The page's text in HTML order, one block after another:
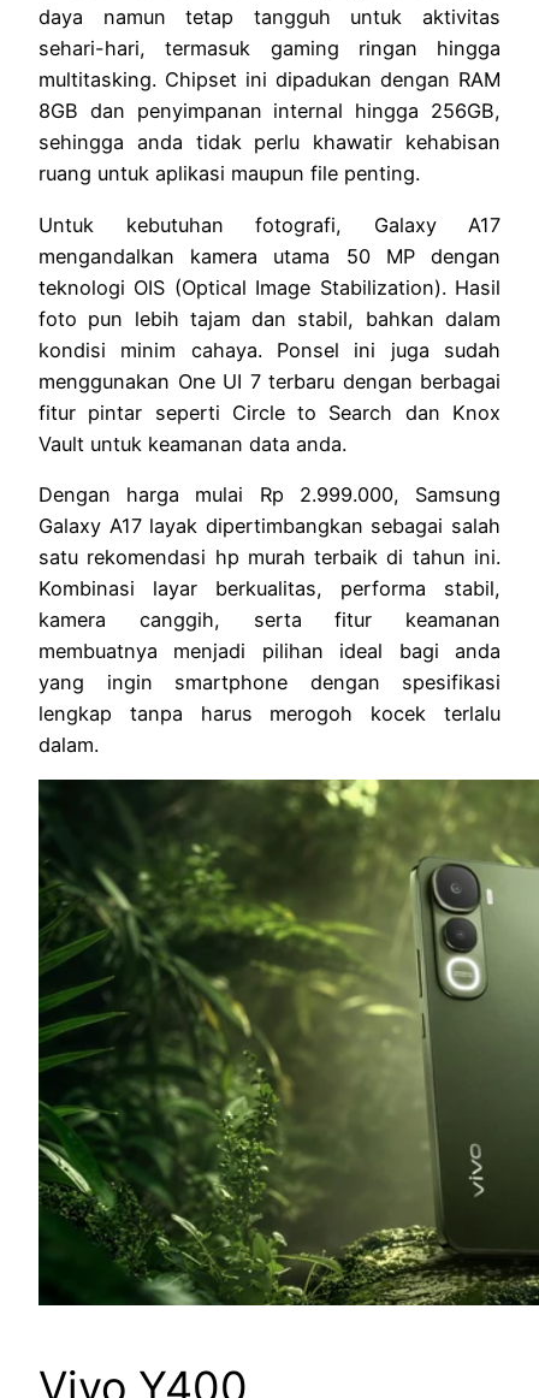
daya namun tetap tangguh untuk aktivitas
sehari-hari, termasuk gaming ringan hingga
multitasking. Chipset ini dipadukan dengan RAM
8GB dan penyimpanan internal hingga 256GB,
sehingga anda tidak perlu khawatir kehabisan
ruang untuk aplikasi maupun file penting.
Untuk kebutuhan fotografi, Galaxy A17
mengandalkan kamera utama 50 MP dengan
teknologi OIS (Optical Image Stabilization). Hasil
foto pun lebih tajam dan stabil, bahkan dalam
kondisi minim cahaya. Ponsel ini juga sudah
menggunakan One UI 7 terbaru dengan berbagai
fitur pintar seperti Circle to Search dan Knox
Vault untuk keamanan data anda.
Dengan harga mulai Rp 2.999.000, Samsung
Galaxy A17 layak dipertimbangkan sebagai salah
satu rekomendasi hp murah terbaik di tahun ini.
Kombinasi layar berkualitas, performa stabil,
kamera canggih, serta fitur keamanan
membuatnya menjadi pilihan ideal bagi anda
yang ingin smartphone dengan spesifikasi
lengkap tanpa harus merogoh kocek terlalu
dalam.
Vivo Y400